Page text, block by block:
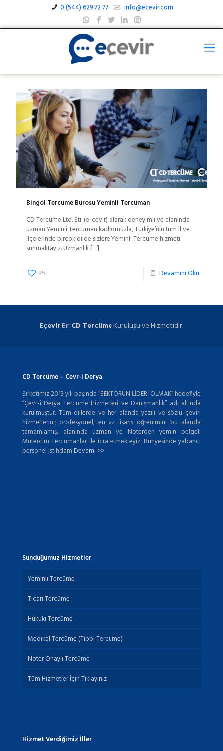
0 (544) 629 72 77 info@ecevir.com
Bingöl Tercüme Bürosu Yeminli Tercüman
CD Tercüme Ltd. Şti. (e-cevir) olarak deneyimli ve alanında
uzman Yeminli Tercüman kadromuzla, Türkiye’nin tüm il ve
ilçelerinde birçok dilde sizlere Yeminli Tercüme hizmeti
sunmaktayız. Uzmanlık[…]
85 Devamını Oku
EçevirBirCD TercümeKuruluşu ve Hizmetidir.
CD Tercüme – Cevr-i Derya
Şirketimiz 2013 yılı başında “SEKTÖRÜN LİDERİ OLMAK” hedefiyle
“Çevr-i Derya Tercüme Hizmetleri ve Danışmanlık” adı altında
kurulmuştur. Tüm dillerde ve her alanda yazılı ve sözlü çeviri
hizmetlerini; profesyonel, en az lisans öğrenimini bu alanda
tamamlamış, alanında uzman ve Noterden yemin belgeli
Mütercim Tercümanlar ile icra etmekteyiz. Bünyesinde yabancı
personel istihdamDevamı >>
Sunduğumuz Hizmetler
Yeminli Tercüme
Ticari Tercüme
Hukuki Tercüme
Medikal Tercüme (Tıbbi Tercüme)
Noter Onaylı Tercüme
Tüm Hizmetler İçin Tıklayınız
Hizmet Verdiğimiz İller